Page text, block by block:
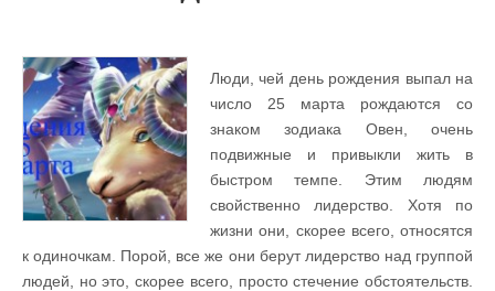
— MZZ
Люди, чей день рождения выпал на
число 25 марта рождаются со
знаком зодиака Овен, очень
подвижные и привыкли жить в
быстром темпе. Этим людям
свойственно лидерство. Хотя по
жизни они, скорее всего, относятся
к одиночкам. Порой, все же они берут лидерство над группой
людей, но это, скорее всего, просто стечение обстоятельств.